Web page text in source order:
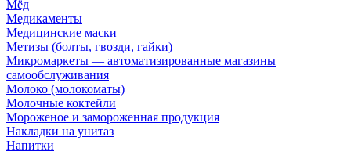
Мёд
Медикаменты
Медицинские маски
Метизы (болты, гвозди, гайки)
Микромаркеты — автоматизированные магазины
самообслуживания
Молоко (молокоматы)
Молочные коктейли
Мороженое и замороженная продукция
Накладки на унитаз
Напитки